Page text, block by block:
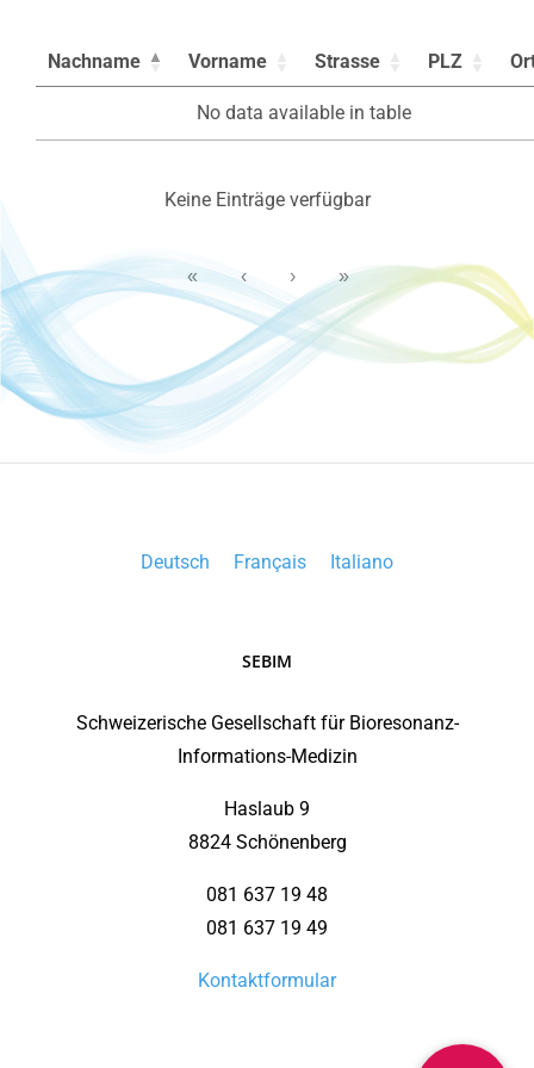
Nachname Vorname Strasse PLZ
No data available in table
Keine Einträge verfügbar
« ‹ › »
Deutsch Français Italiano
SEBIM
Schweizerische Gesellschaft für Bioresonanz-
Informations-Medizin
Haslaub 9
8824 Schönenberg
081 637 19 48
081 637 19 49
Kontaktformular